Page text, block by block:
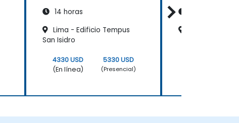
14 horas
Lima - Edificio Tempus
San Isidro
4330 USD
(En línea)
5330 USD
(Presencial)